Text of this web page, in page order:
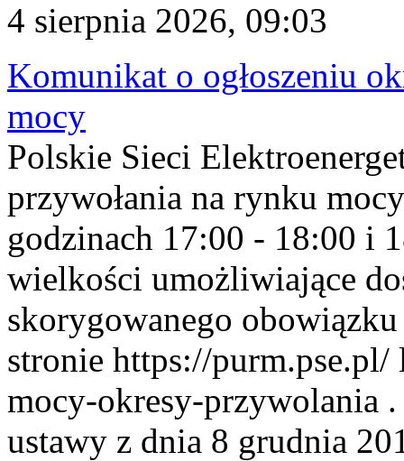
4 sierpnia 2026, 09:03
Komunikat o ogłoszeniu
mocy
Polskie Sieci
przywołania na rynku
godzinach 17:00 - 18:00 i
wielkości umożliwiające
skorygowanego
stronie https://
mocy-okresy-przywolania
ustawy z dnia 8 grudnia